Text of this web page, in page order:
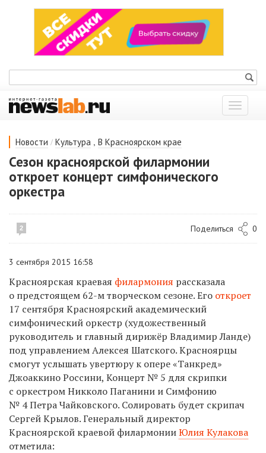
Показать
меню
Новости / Культура , В Красноярском крае
Сезон красноярской филармонии
откроет концерт симфонического
оркестра
2 Поделиться 0
3 сентября 2015 16:58
Красноярская краевая филармония рассказала
о предстоящем 62-м творческом сезоне. Его откроет
17 сентября Красноярский академический
симфонический оркестр (художественный
руководитель и главный дирижёр Владимир Ланде)
под управлением Алексея Шатского. Красноярцы
смогут услышать увертюру к опере «Танкред»
Джоаккино Россини, Концерт № 5 для скрипки
с оркестром Никколо Паганини и Симфонию
№ 4 Петра Чайковского. Солировать будет скрипач
Сергей Крылов. Генеральный директор
Красноярской краевой филармонииЮлия Кулакова
отметила: